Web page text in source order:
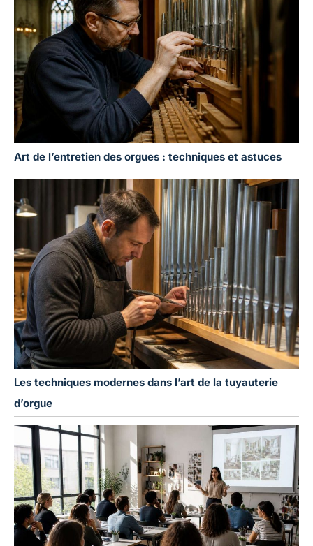
Art de l’entretien des orgues : techniques et astuces
Les techniques modernes dans l’art de la tuyauterie
d’orgue